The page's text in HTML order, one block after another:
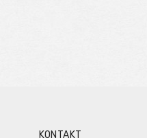
KONTAKT